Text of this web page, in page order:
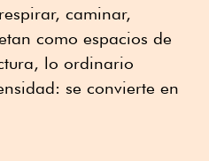
caminar,
como espacios de
lo ordinario
se convierte en